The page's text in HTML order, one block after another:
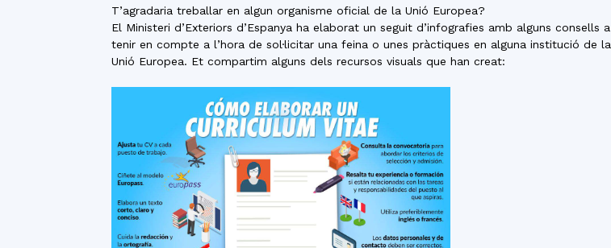
del
T’agradaria treballar en algun organisme oficial de la Unió Europea?
El Ministeri d’Exteriors d’Espanya ha elaborat un seguit d’infografies amb alguns consells a
tenir en compte a l’hora de sol·licitar una feina o unes pràctiques en alguna institució de la
Unió Europea. Et compartim alguns dels recursos visuals que han creat: